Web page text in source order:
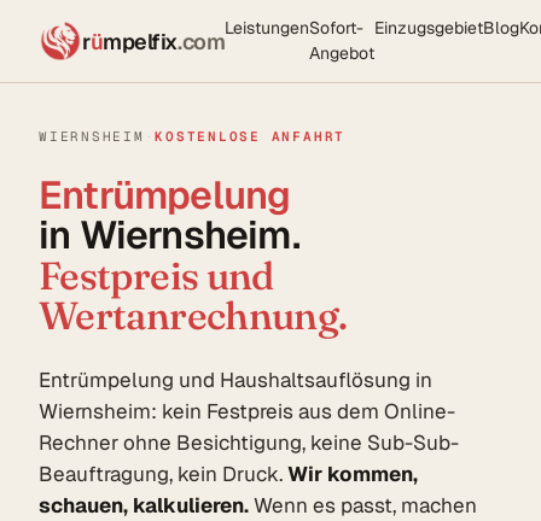
rümpelfix.comLeistungenSofort-
Angebot
EinzugsgebietBlog
WIERNSHEIM ·KOSTENLOSE ANFAHRT
Entrümpelung
in Wiernsheim.
Festpreis und
Wertanrechnung.
Entrümpelung und Haushaltsauflösung in
Wiernsheim: kein Festpreis aus dem Online-
Rechner ohne Besichtigung, keine Sub-Sub-
Beauftragung, kein Druck.Wir kommen,
schauen, kalkulieren.Wenn es passt, machen